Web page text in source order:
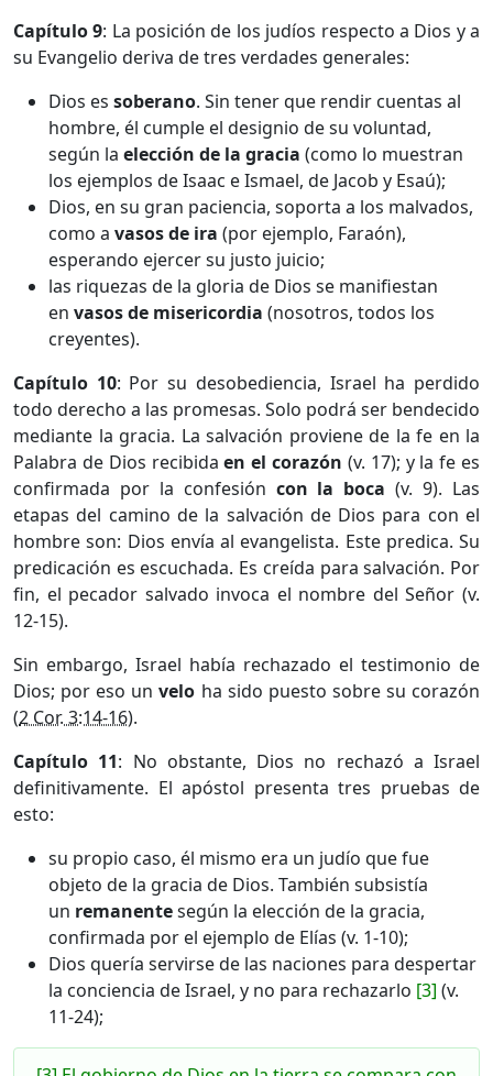
Capítulo 9: La posición de los judíos respecto a Dios y a
su Evangelio deriva de tres verdades generales:
Dios es soberano. Sin tener que rendir cuentas al
hombre, él cumple el designio de su voluntad,
según la elección de la gracia (como lo muestran
los ejemplos de Isaac e Ismael, de Jacob y Esaú);
Dios, en su gran paciencia, soporta a los malvados,
como a vasos de ira (por ejemplo, Faraón),
esperando ejercer su justo juicio;
las riquezas de la gloria de Dios se manifiestan
en vasos de misericordia (nosotros, todos los
creyentes).
Capítulo 10: Por su desobediencia, Israel ha perdido
todo derecho a las promesas. Solo podrá ser bendecido
mediante la gracia. La salvación proviene de la fe en la
Palabra de Dios recibidaen el corazón (v. 17); y la fe es
confirmada por la confesión con la boca (v. 9). Las
etapas del camino de la salvación de Dios para con el
hombre son: Dios envía al evangelista. Este predica. Su
predicación es escuchada. Es creída para salvación. Por
fin, el pecador salvado invoca el nombre del Señor (v.
12-15).
Sin embargo, Israel había rechazado el testimonio de
Dios; por eso unvelo ha sido puesto sobre su corazón
(2 Cor. 3:14-16).
Capítulo 11: No obstante, Dios no rechazó a Israel
definitivamente. El apóstol presenta tres pruebas de
esto:
su propio caso, él mismo era un judío que fue
objeto de la gracia de Dios. También subsistía
un remanentesegún la elección de la gracia,
confirmada por el ejemplo de Elías (v. 1-10);
Dios quería servirse de las naciones para despertar
la conciencia de Israel, y no para rechazarlo [3] (v.
11-24);